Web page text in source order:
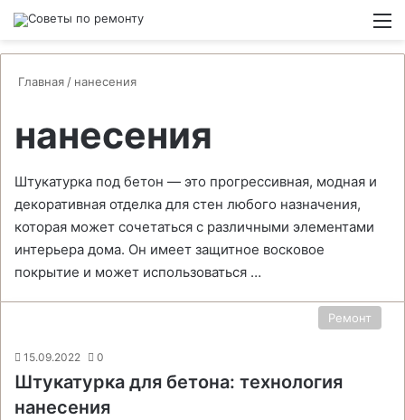
Главная / нанесения
нанесения
Штукатурка под бетон — это прогрессивная, модная и
декоративная отделка для стен любого назначения,
которая может сочетаться с различными элементами
интерьера дома. Он имеет защитное восковое
покрытие и может использоваться …
Ремонт
15.09.2022 0
Штукатурка для бетона: технология
нанесения